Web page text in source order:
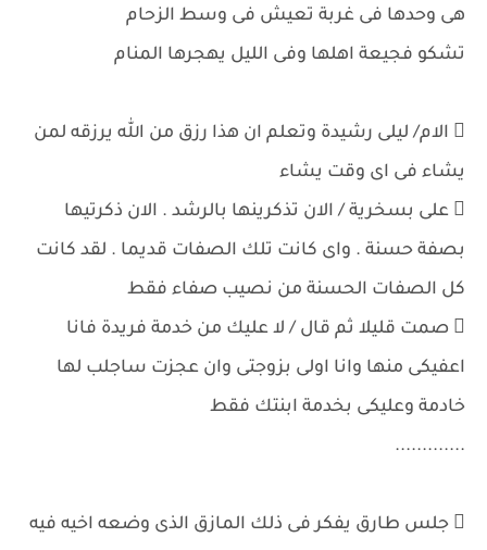
هى وحدها فى غربة تعيش فى وسط الزحام
تشكو فجيعة اهلها وفى الليل يهجرها المنام
 الام/ ليلى رشيدة وتعلم ان هذا رزق من الله يرزقه لمن
يشاء فى اى وقت يشاء
 على بسخرية / الان تذكرينها بالرشد . الان ذكرتيها
بصفة حسنة . واى كانت تلك الصفات قديما . لقد كانت
كل الصفات الحسنة من نصيب صفاء فقط
 صمت قليلا ثم قال / لا عليك من خدمة فريدة فانا
اعفيكى منها وانا اولى بزوجتى وان عجزت ساجلب لها
خادمة وعليكى بخدمة ابنتك فقط
.............
 جلس طارق يفكر فى ذلك المازق الذى وضعه اخيه فيه